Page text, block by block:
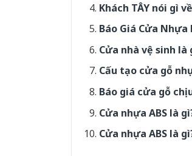
Khách TÂY nói gì
Báo Giá Cửa Nhựa
Cửa nhà vệ sinh là
Cấu tạo cửa gỗ
Báo giá cửa gỗ
Cửa nhựa ABS là
Cửa nhựa ABS là